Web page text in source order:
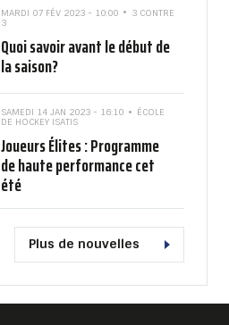
MARDI 07 FÉV 2023 - 10:00
3 CONTRE
3
Quoi savoir avant le début de
la saison?
SAMEDI 14 JAN 2023 - 16:10
ÉCOLE
DE HOCKEY ISATIS
Joueurs Élites : Programme
de haute performance cet
été
Plus de nouvelles